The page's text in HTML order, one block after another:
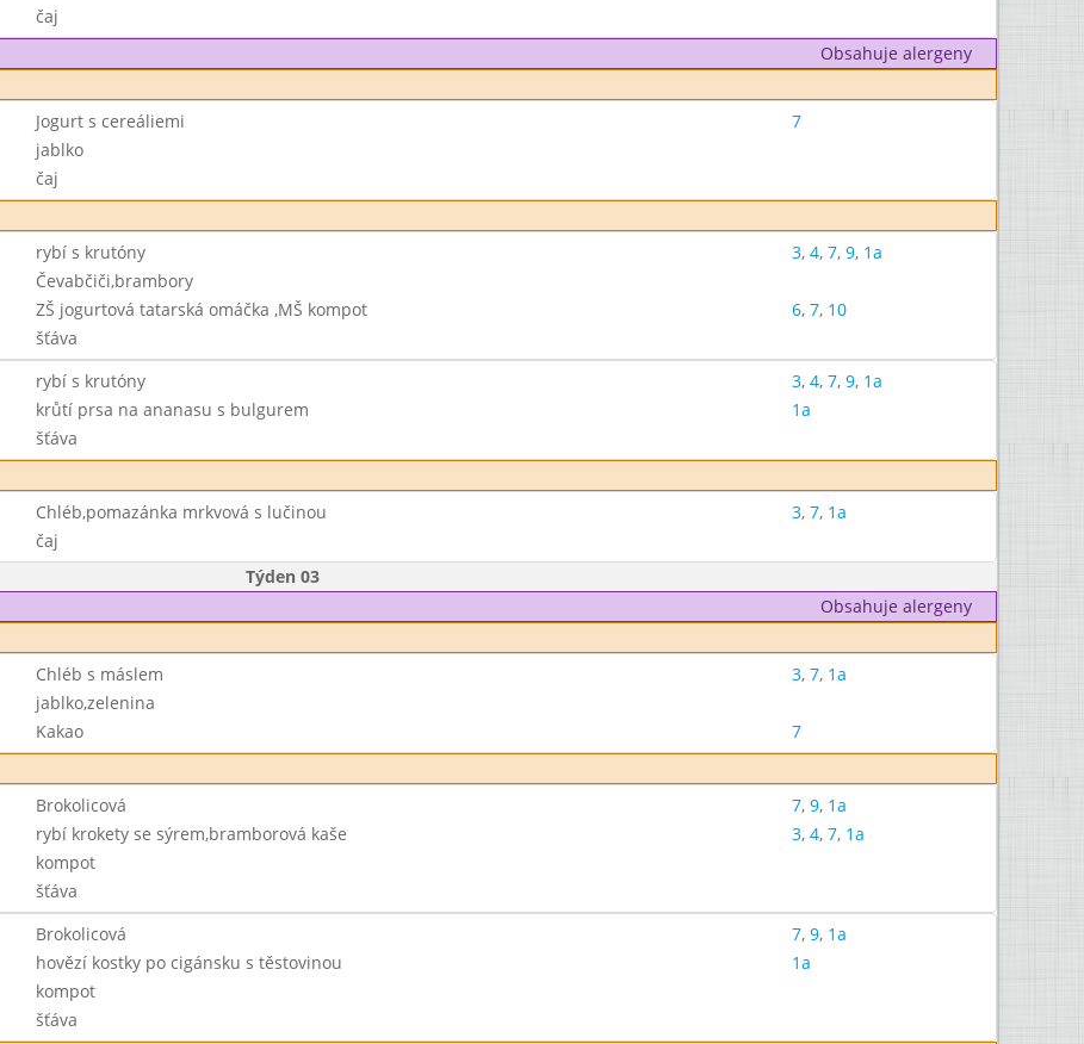
čaj
Obsahuje alergeny
Jogurt s cereáliemi
7
jablko
čaj
rybí s krutóny 3, 4, 7, 9, 1a
Čevabčiči,brambory
ZŠ jogurtová tatarská omáčka ,MŠ kompot 6, 7, 10
šťáva
rybí s krutóny 3, 4, 7, 9, 1a
krůtí prsa na ananasu s bulgurem
1a
šťáva
Chléb,pomazánka mrkvová s lučinou 3, 7, 1a
čaj
Týden 03
Obsahuje alergeny
Chléb s máslem 3, 7, 1a
jablko,zelenina
Kakao
7
Brokolicová 7, 9, 1a
rybí krokety se sýrem,bramborová kaše 3, 4, 7, 1a
kompot
šťáva
Brokolicová 7, 9, 1a
hovězí kostky po cigánsku s těstovinou
1a
kompot
šťáva